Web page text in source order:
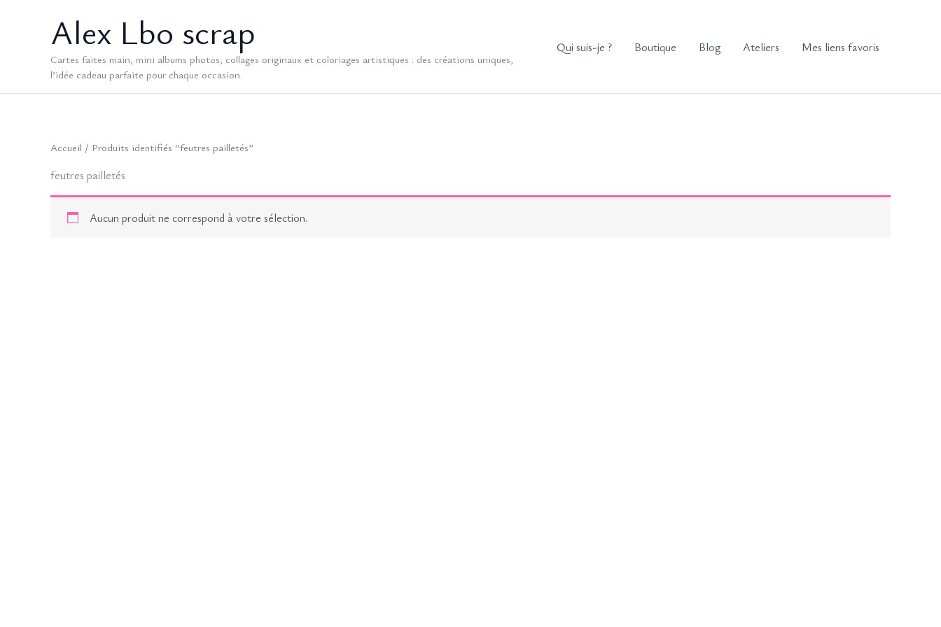
Alex Lbo scrap
Cartes faites main, mini albums photos, collages originaux et coloriages artistiques : des créations uniques,
l’idée cadeau parfaite pour chaque occasion.
Qui suis-je ? Boutique Blog Ateliers Mes liens favoris
Accueil / Produits identifiés “feutres pailletés”
feutres pailletés
Aucun produit ne correspond à votre sélection.